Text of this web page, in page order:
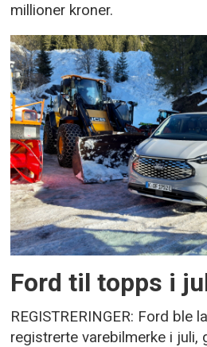
millioner kroner.
Ford til topps i
REGISTRERINGER: Ford ble
registrerte varebilmerke i juli,